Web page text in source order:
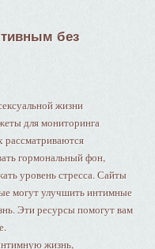
без
жизни
для мониторинга
рассматриваются
гормональный фон,
уровень стресса. Сайты
могут улучшить интимные
Эти ресурсы помогут вам
жизнь,